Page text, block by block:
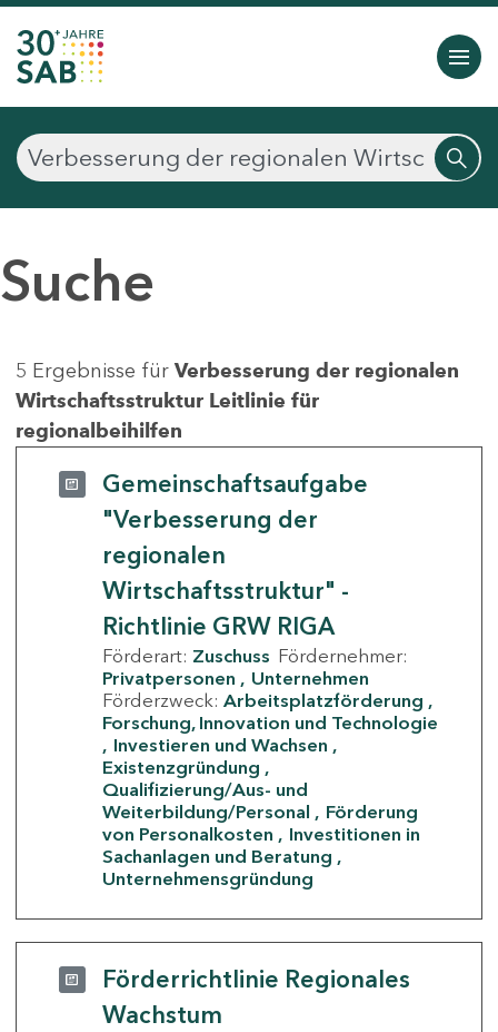
Suche
5 Ergebnisse für Verbesserung der regionalen
Wirtschaftsstruktur Leitlinie für
regionalbeihilfen
Gemeinschaftsaufgabe
"Verbesserung der
regionalen
Wirtschaftsstruktur" -
Richtlinie GRW RIGA
Förderart: Zuschuss Fördernehmer:
Privatpersonen
Unternehmen
Förderzweck: Arbeitsplatzförderung
Forschung, Innovation und Technologie
Investieren und Wachsen
Existenzgründung
Qualifizierung/Aus- und
Weiterbildung/Personal
Förderung
von Personalkosten
Investitionen in
Sachanlagen und Beratung
Unternehmensgründung
Förderrichtlinie Regionales
Wachstum